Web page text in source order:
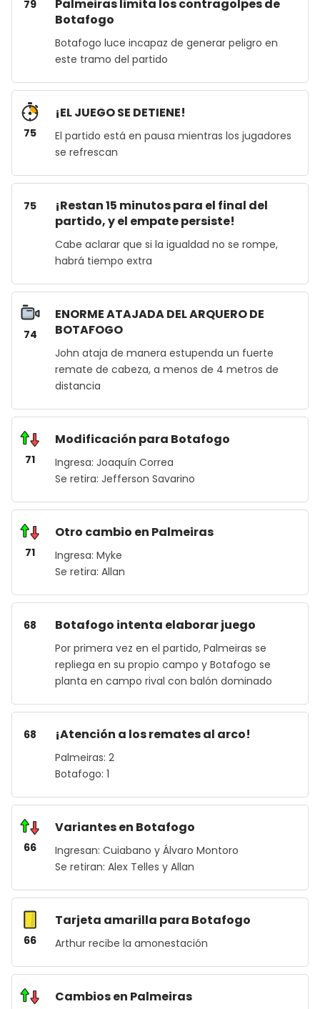
79
Palmeiras limita los contragolpes de
Botafogo
Botafogo luce incapaz de generar peligro en
este tramo del partido
75
¡EL JUEGO SE DETIENE!
El partido está en pausa mientras los jugadores
se refrescan
75
¡Restan 15 minutos para el final del
partido, y el empate persiste!
Cabe aclarar que si la igualdad no se rompe,
habrá tiempo extra
74
ENORME ATAJADA DEL ARQUERO DE
BOTAFOGO
John ataja de manera estupenda un fuerte
remate de cabeza, a menos de 4 metros de
distancia
71
Modificación para Botafogo
Ingresa: Joaquín Correa
Se retira: Jefferson Savarino
71
Otro cambio en Palmeiras
Ingresa: Myke
Se retira: Allan
68 Botafogo intenta elaborar juego
Por primera vez en el partido, Palmeiras se
repliega en su propio campo y Botafogo se
planta en campo rival con balón dominado
68 ¡Atención a los remates al arco!
Palmeiras: 2
Botafogo: 1
66
Variantes en Botafogo
Ingresan: Cuiabano y Álvaro Montoro
Se retiran: Alex Telles y Allan
66
Tarjeta amarilla para Botafogo
Arthur recibe la amonestación
Cambios en Palmeiras